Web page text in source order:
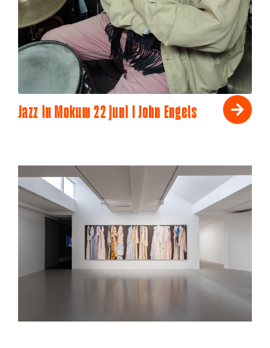
Jazz in Mokum 22 juni I John Engels